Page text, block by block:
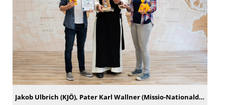
Jakob Ulbrich (KJÖ), Pater Karl Wallner (Missio-Nationaldirektor) und Magdalena Bachleitner (Ehrenamtliche Vorsitzende der KJÖ)